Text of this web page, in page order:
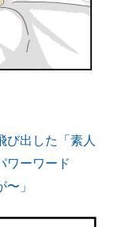
び出した「素人
ワーワード
」